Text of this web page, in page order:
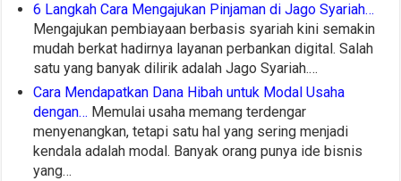
6 Langkah Cara Mengajukan Pinjaman di Jago Syariah…
Mengajukan pembiayaan berbasis syariah kini semakin
mudah berkat hadirnya layanan perbankan digital. Salah
satu yang banyak dilirik adalah Jago Syariah.…
Cara Mendapatkan Dana Hibah untuk Modal Usaha
dengan… Memulai usaha memang terdengar
menyenangkan, tetapi satu hal yang sering menjadi
kendala adalah modal. Banyak orang punya ide bisnis
yang…